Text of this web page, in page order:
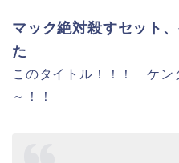
マック絶対殺すセット
た
このタイトル！！！ ケン
～！！